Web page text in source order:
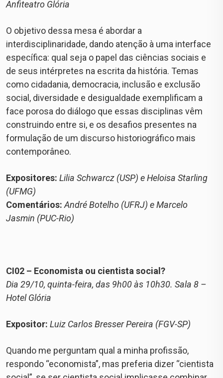
Anfiteatro Glória
O objetivo dessa mesa é abordar a
interdisciplinaridade, dando atenção à uma interface
específica: qual seja o papel das ciências sociais e
de seus intérpretes na escrita da história. Temas
como cidadania, democracia, inclusão e exclusão
social, diversidade e desigualdade exemplificam a
face porosa do diálogo que essas disciplinas vêm
construindo entre si, e os desafios presentes na
formulação de um discurso historiográfico mais
contemporâneo.
Expositores: Lilia Schwarcz (USP) e Heloisa Starling
(UFMG)
Comentários: André Botelho (UFRJ) e Marcelo
Jasmin (PUC-Rio)
CI02 – Economista ou cientista social?
Dia 29/10, quinta-feira, das 9h00 às 10h30. Sala 8 –
Hotel Glória
Expositor: Luiz Carlos Bresser Pereira (FGV-SP)
Quando me perguntam qual a minha profissão,
respondo “economista”, mas preferia dizer “cientista